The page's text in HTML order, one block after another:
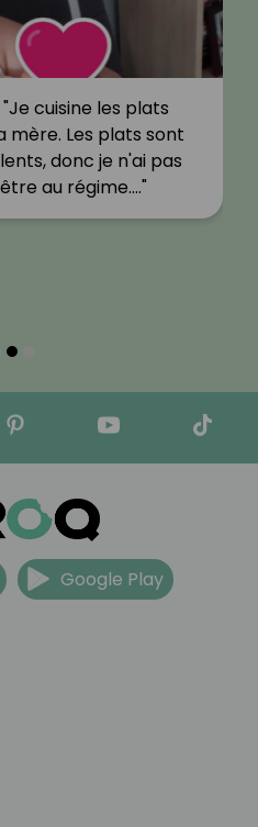
"Je cuisine les plats
mère. Les plats sont
donc je n'ai pas
au régime.…"
Google Play